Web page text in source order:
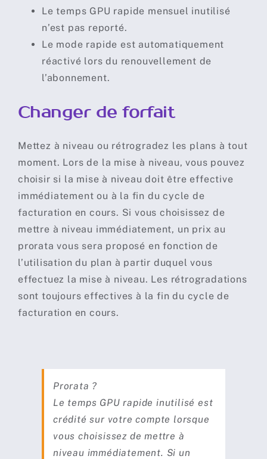
Le temps GPU rapide mensuel inutilisé
n’est pas reporté.
Le mode rapide est automatiquement
réactivé lors du renouvellement de
l’abonnement.
Changer de forfait
Mettez à niveau ou rétrogradez les plans à tout
moment. Lors de la mise à niveau, vous pouvez
choisir si la mise à niveau doit être effective
immédiatement ou à la fin du cycle de
facturation en cours. Si vous choisissez de
mettre à niveau immédiatement, un prix au
prorata vous sera proposé en fonction de
l’utilisation du plan à partir duquel vous
effectuez la mise à niveau. Les rétrogradations
sont toujours effectives à la fin du cycle de
facturation en cours.
Prorata ?
Le temps GPU rapide inutilisé est
crédité sur votre compte lorsque
vous choisissez de mettre à
niveau immédiatement. Si un